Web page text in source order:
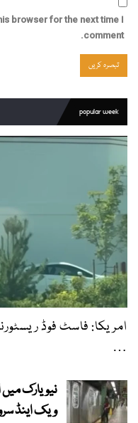
browser for the next time I
comment.
popular week
…
نیویارک
ویک اینڈ